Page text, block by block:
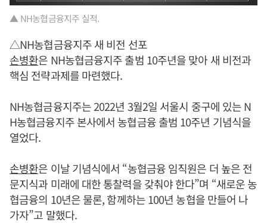
▲ NH농협금융지주 실적.
△NH농협금융지주 새 비전 선포
손병환은 NH농협금융지주 출범 10주년을 맞아 새 비전과
핵심 전략과제를 마련했다.
NH농협금융지주는 2022년 3월2일 서울시 중구에 있는 N
H농협금융지주 본사에서 농협금융 출범 10주년 기념식을
열었다.
손병환은 이날 기념식에서 “농협금융 임직원은 더 높은 전
문지식과 미래에 대한 통찰력을 갖춰야 한다”며 “새로운 농
협금융의 10년은 물론, 함께하는 100년 농협을 만들어 나
가자”고 말했다.